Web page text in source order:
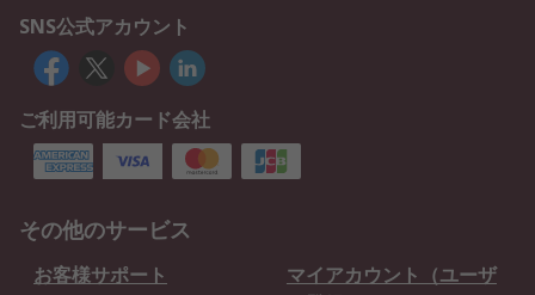
SNS公式アカウント
ご利用可能カード会社
その他のサービス
お客様サポート
マイアカウント（ユーザ